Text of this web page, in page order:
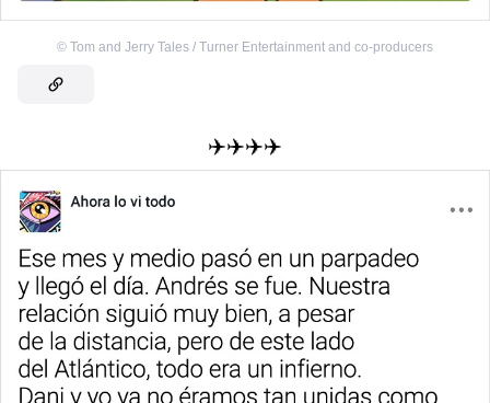
© Tom and Jerry Tales / Turner Entertainment and co-producers
✈️✈️✈️✈️